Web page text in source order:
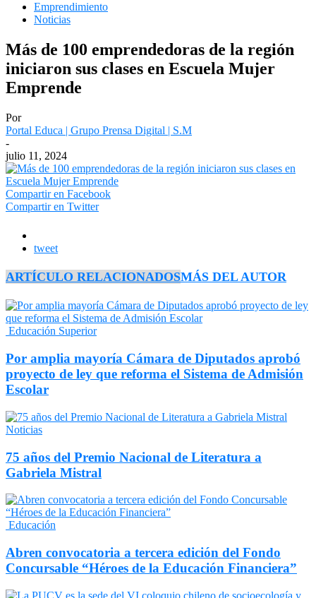
Emprendimiento
Noticias
Más de 100 emprendedoras de la región
iniciaron sus clases en Escuela Mujer
Emprende
Por
Portal Educa | Grupo Prensa Digital | S.M
-
julio 11, 2024
Compartir en Facebook
Compartir en Twitter
tweet
ARTÍCULO RELACIONADOSMÁS DEL AUTOR
Educación Superior
Por amplia mayoría Cámara de Diputados aprobó
proyecto de ley que reforma el Sistema de Admisión
Escolar
Noticias
75 años del Premio Nacional de Literatura a
Gabriela Mistral
Educación
Abren convocatoria a tercera edición del Fondo
Concursable “Héroes de la Educación Financiera”